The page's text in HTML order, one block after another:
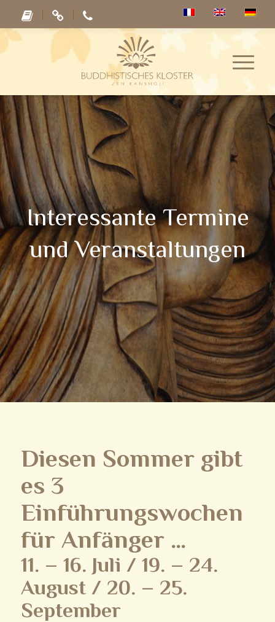
Interessante Termine
und Veranstaltungen
Diesen Sommer gibt
es 3
Einführungswochen
für Anfänger …
11. – 16. Juli / 19. – 24.
August / 20. – 25.
September